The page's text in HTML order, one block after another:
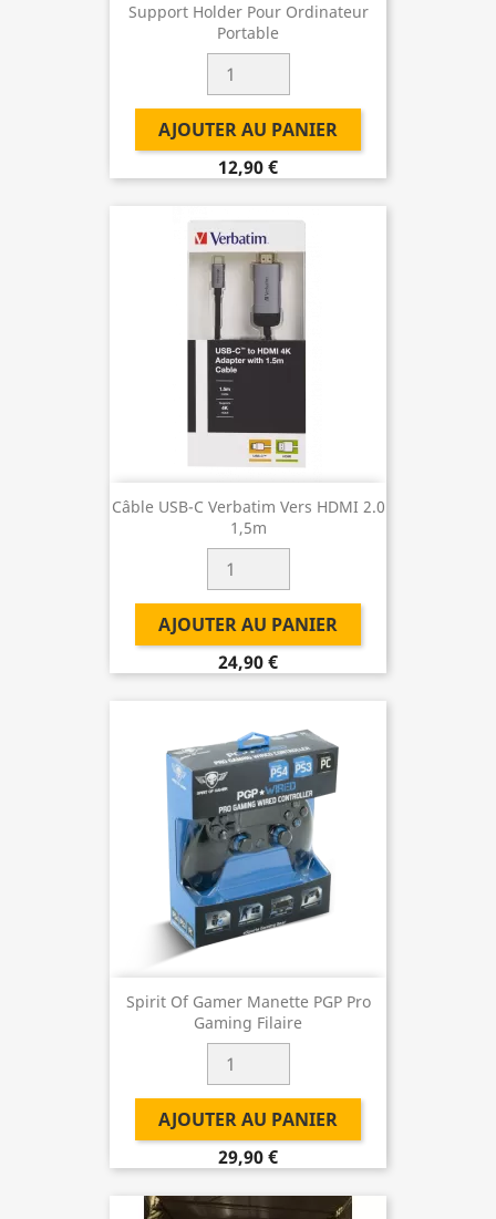
Support Holder Pour Ordinateur
Portable
AJOUTER AU PANIER
12,90 €
Câble USB-C Verbatim Vers HDMI 2.0
1,5m
AJOUTER AU PANIER
24,90 €
Spirit Of Gamer Manette PGP Pro
Gaming Filaire
AJOUTER AU PANIER
29,90 €